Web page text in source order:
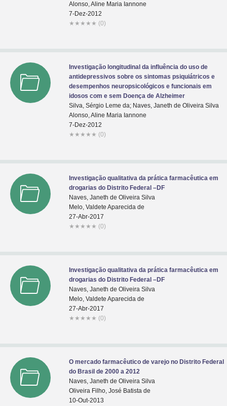
Alonso, Aline Maria Iannone
7-Dez-2012
★ ★ ★ ★ ★ (0)
Investigação longitudinal da influência do uso de
antidepressivos sobre os sintomas psiquiátricos e
desempenhos neuropsicológicos e funcionais em
idosos com e sem Doença de Alzheimer
Silva, Sérgio Leme da; Naves, Janeth de Oliveira Silva
Alonso, Aline Maria Iannone
7-Dez-2012
★ ★ ★ ★ ★ (0)
Investigação qualitativa da prática farmacêutica em
drogarias do Distrito Federal –DF
Naves, Janeth de Oliveira Silva
Melo, Valdete Aparecida de
27-Abr-2017
★ ★ ★ ★ ★ (0)
Investigação qualitativa da prática farmacêutica em
drogarias do Distrito Federal –DF
Naves, Janeth de Oliveira Silva
Melo, Valdete Aparecida de
27-Abr-2017
★ ★ ★ ★ ★ (0)
O mercado farmacêutico de varejo no Distrito Federal
do Brasil de 2000 a 2012
Naves, Janeth de Oliveira Silva
Oliveira Filho, José Batista de
10-Out-2013